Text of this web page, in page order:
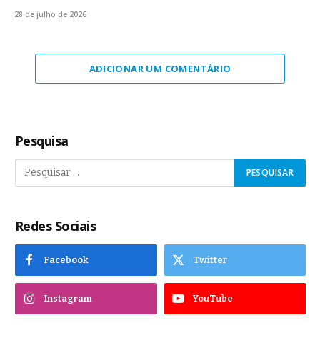
28 de julho de 2026
ADICIONAR UM COMENTÁRIO
Pesquisa
Redes Sociais
Facebook Twitter
Instagram YouTube